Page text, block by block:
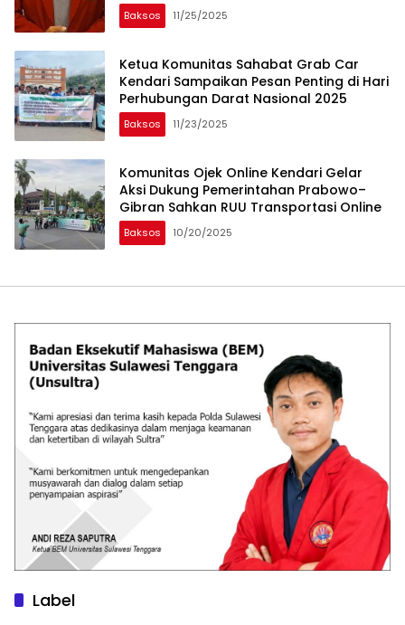
Baksos 11/25/2025
Ketua Komunitas Sahabat Grab Car
Kendari Sampaikan Pesan Penting di Hari
Perhubungan Darat Nasional 2025
Baksos 11/23/2025
Komunitas Ojek Online Kendari Gelar
Aksi Dukung Pemerintahan Prabowo–
Gibran Sahkan RUU Transportasi Online
Baksos 10/20/2025
Label